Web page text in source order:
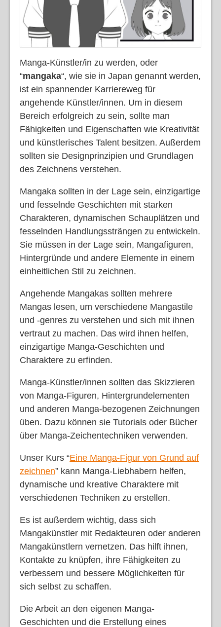
Manga-Künstler/in zu werden, oder
“mangaka“, wie sie in Japan genannt werden,
ist ein spannender Karriereweg für
angehende Künstler/innen. Um in diesem
Bereich erfolgreich zu sein, sollte man
Fähigkeiten und Eigenschaften wie Kreativität
und künstlerisches Talent besitzen. Außerdem
sollten sie Designprinzipien und Grundlagen
des Zeichnens verstehen.
Mangaka sollten in der Lage sein, einzigartige
und fesselnde Geschichten mit starken
Charakteren, dynamischen Schauplätzen und
fesselnden Handlungssträngen zu entwickeln.
Sie müssen in der Lage sein, Mangafiguren,
Hintergründe und andere Elemente in einem
einheitlichen Stil zu zeichnen.
Angehende Mangakas sollten mehrere
Mangas lesen, um verschiedene Mangastile
und -genres zu verstehen und sich mit ihnen
vertraut zu machen. Das wird ihnen helfen,
einzigartige Manga-Geschichten und
Charaktere zu erfinden.
Manga-Künstler/innen sollten das Skizzieren
von Manga-Figuren, Hintergrundelementen
und anderen Manga-bezogenen Zeichnungen
üben. Dazu können sie Tutorials oder Bücher
über Manga-Zeichentechniken verwenden.
Unser Kurs “Eine Manga-Figur von Grund auf
zeichnen” kann Manga-Liebhabern helfen,
dynamische und kreative Charaktere mit
verschiedenen Techniken zu erstellen.
Es ist außerdem wichtig, dass sich
Mangakünstler mit Redakteuren oder anderen
Mangakünstlern vernetzen. Das hilft ihnen,
Kontakte zu knüpfen, ihre Fähigkeiten zu
verbessern und bessere Möglichkeiten für
sich selbst zu schaffen.
Die Arbeit an den eigenen Manga-
Geschichten und die Erstellung eines